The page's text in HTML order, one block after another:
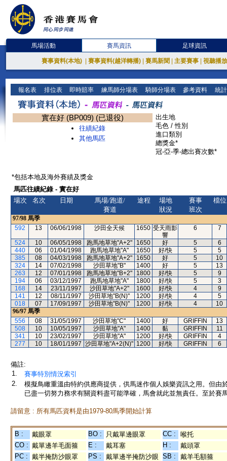
馬場活動 賽馬資訊 足球資訊
賽事資料(本地) 賽事資料(越洋轉播) 賽馬新聞 主要賽事 視聽播
報名表 排位表 即時賠率 練馬師分場表 騎師分場表 參考資料 統
實在好 (BP009) (已退役)
往績紀錄
其他馬匹
出生地
毛色 / 性別
進口類別
總獎金*
冠-亞-季-總出賽次數*
*包括本地及海外賽績及獎金
馬匹往績紀錄 - 實在好
場次
名次 日期
馬場/跑道/
賽道
途程
場地
狀況
賽事
班次
檔位
97/98 馬季
592
13 06/06/1998 沙田全天候 1650 受天雨影
響
6 7
524 10 06/05/1998 跑馬地草地"A+2" 1650 好 5
6
440
06 01/04/1998 跑馬地草地"A" 1650 好/快 5
5
385
08 04/03/1998 跑馬地草地"A+2" 1650 好 5
10
324
14 07/02/1998 沙田草地"B" 1400 好 5
13
263
12 07/01/1998 跑馬地草地"B+2" 1800 好/快 5
9
194
06 03/12/1997 跑馬地草地"A" 1800 好/快 5
3
168
14 23/11/1997 沙田草地"A+2" 1600 好/快 4
9
141
12 08/11/1997 沙田草地"B(N)" 1200 好/快 4
5
018
07 17/09/1997 沙田草地"B(N)" 1200 好/快 4
10
96/97 馬季
556
08 31/05/1997 沙田草地"C" 1400 好 GRIFFIN
13
508
10 10/05/1997 沙田草地"A" 1400 黏 GRIFFIN
11
341
10 23/02/1997 沙田草地"A" 1200 好/快 GRIFFIN
4
277
10 18/01/1997 沙田草地"A+2(N)" 1200 好/快 GRIFFIN 6
備註:
1.
賽事特別情況索引
2.
模擬鳥瞰重溫由特約供應商提供，供馬迷作個人娛樂資訊之用。但
已盡一切努力務求有關資料盡可能準確，馬會就此並無責任。至於賽
請留意 : 所有馬匹資料是由1979-80馬季開始計算
B : 戴眼罩 BO : 只戴單邊眼罩 CC :
喉托
CO : 戴單邊羊毛面箍 E : 戴耳塞 H :
戴頭罩
PC : 戴半掩防沙眼罩 PS :
戴單邊半掩防沙眼 SB : 戴羊毛額箍